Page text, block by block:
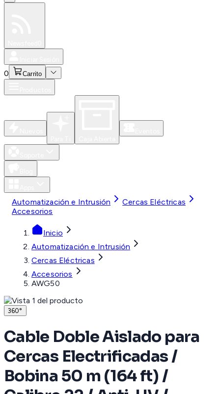
0 Carrito
Automatización e Intrusión
Cercas Eléctricas
Accesorios
Inicio
Automatización e Intrusión
Cercas Eléctricas
Accesorios
AWG50
360°
Cable Doble Aislado para
Cercas Electrificadas /
Bobina 50 m (164 ft) /